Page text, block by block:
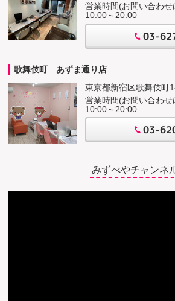
営業時間(お問い合わせ
10:00～20:00
03-
歌舞伎町 あずま通り店
東京都新宿区歌舞伎町
営業時間(お問い合わせ
10:00～20:00
03-
みずべやチャンネ